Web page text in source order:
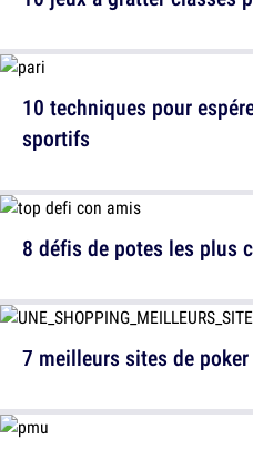
8 défis de potes les plus
10 techniques pour
sportifs
7 meilleurs sites de